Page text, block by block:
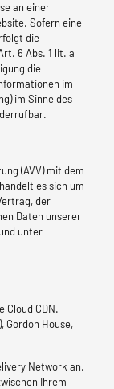
an einer
Sofern eine
die
6 Abs. 1 lit. a
die
im
im Sinne des
(AVV) mit dem
es sich um
der
Daten unserer
unter
Cloud CDN.
Gordon House,
Network an.
Ihrem